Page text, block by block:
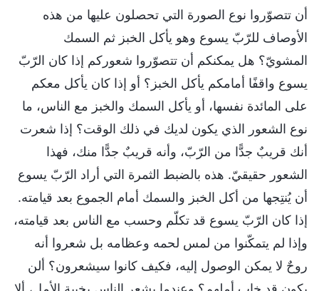
أن تتصوّروا نوع الصورة التي تحصلون عليها من هذه
الأوصاف للرّبّ يسوع وهو يأكل الخبز ثم السمك
المشويّ؟ هل يمكنكم أن تتصوّروا شعوركم إذا كان الرّبّ
يسوع واقفًا أمامكم يأكل الخبز؟ أو إذا كان يأكل معكم
على المائدة نفسها، أو يأكل السمك والخبز مع الناس، ما
نوع الشعور الذي يكون لديك في ذلك الوقت؟ إذا شعرت
أنك قريبٌ جدًّا من الرّبّ، وأنه قريبٌ جدًّا منك، فهذا
الشعور حقيقيّ. هذه بالضبط الثمرة التي أراد الرّبّ يسوع
أن يُنتِجها من أكل الخبز والسمك أمام الجموع بعد قيامته.
إذا كان الرّبّ يسوع قد تكلّم وحسب مع الناس بعد قيامته،
وإذا لم يتمكّنوا من لمس لحمه وعظامه بل شعروا أنه
روحٌ لا يمكن الوصول إليه، فكيف كانوا سيشعرون؟ ألن